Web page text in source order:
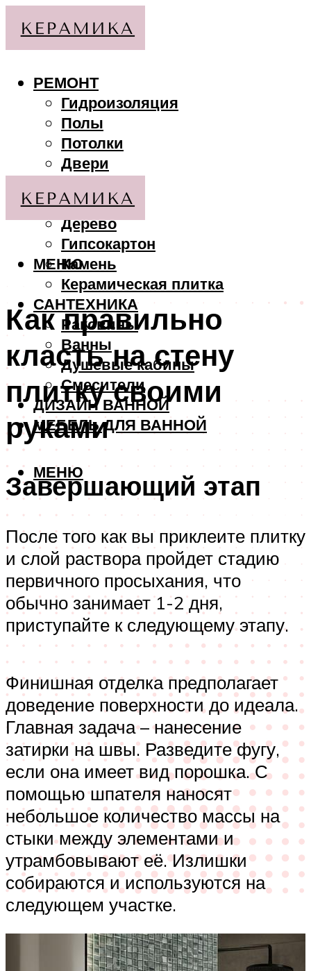
РЕМОНТ
Гидроизоляция
Полы
Потолки
Двери
МАТЕРИАЛЫ
Дерево
Гипсокартон
Камень
Керамическая плитка
САНТЕХНИКА
Раковины
Ванны
Душевые кабины
Смесители
ДИЗАЙН ВАННОЙ
МЕБЕЛЬ ДЛЯ ВАННОЙ
МЕНЮ
МЕНЮ
Как правильно
класть на стену
плитку своими
руками
Завершающий этап
После того как вы приклеите плитку
и слой раствора пройдет стадию
первичного просыхания, что
обычно занимает 1-2 дня,
приступайте к следующему этапу.
Финишная отделка предполагает
доведение поверхности до идеала.
Главная задача – нанесение
затирки на швы. Разведите фугу,
если она имеет вид порошка. С
помощью шпателя наносят
небольшое количество массы на
стыки между элементами и
утрамбовывают её. Излишки
собираются и используются на
следующем участке.